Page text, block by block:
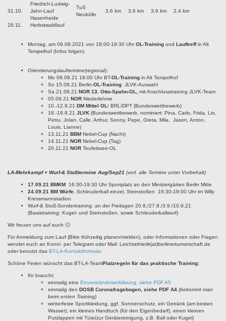
31.10.
Friedrich-Ludwig-
Jahn-Lauf
Hasenheide
TuS
Neukölln
3,6 km 3,6 km 3,6 km 2,4 km
28.11. Herbstwaldlauf
Montag, am 09.08.2021 von 18:00-19:30 UhrOL-Training und Lauftreffin Alt
Tempelhof (Infos folgen)
Orientierungslauftermine(regional):
Mo 09.08.21 18:00 Uhr BT-OL-Training in Alt Tempelhof
So 15.08.21 Berlin-OL-Training JLVK-Auswahl
Sa 21.08.21 NOR 13. Otto-Spahn-OL, mit Anschlusstraining JLVK-Team
05.09.21 NOR Niederlehme
10.-12.9.21 DM Mittel OL / BRL/DPT (Bundeswettbewerb)
18.-19.9.21 JLVK (Bundeswettbewerb, nominiert: Pina, Carlo, Frida, Lio,
Petru, Jolan, Calle, Arthur, Sonny, Pepe, Greta, Mila, Jason, Anton,
Louis, Lianne)
13.11.21 BBM Nebel-Cup (Nacht)
14.11.21 NOR Nebel-Cup (Tag)
20.11.21 NOR Teufelssee-OL
LA-Mehrkampf + Wurf-& Stoßtermine Aug/Sep21 (vorl. alle Termine unter Vorbehalt)
17.09.21 BMKM 16:30-19:30 Uhr Sportplatz an den Ministergärten Berlin Mitte
24.09.21 BM Würfe , Schleuderball einzel, Steinstoßen 16:30-19:00 Uhr im Willy
Kressmannstadion
Wurf-& Stoß-Sondertraining: an der Freitagen 20.8./27.8./3.9./10.9.21
(Basistraining: Kugel- und Steinstoßen, sowie Schleuderballwurf)
Wir freuen uns auf euch 🙂
Für Anmeldung zum Lauf (Bitte frühzeitig planen/melden), oder Informationen oder Fragen
wendet euch an Konni per Telegram oder Mail: Leichtathletik(at)berlinerturnerschaft.de
oder benutzt das BT-LA-Kontaktformular
Schöne Ferien wünscht das BT-LA-TeamPlatzregeln für das praktische Training:
Ihr braucht:
einmalig eine Einverständniserklärung, siehe PDF A5
einmalig den DOSB Coronafragebogen, siehe PDF A4 (bekommt man
beim ersten Training)
wetterfeste Sportkleidung, ggf. Sonnenschutz, ein Getränk (am besten
Wasser), ein kleines Handtuch (für den Eigenbedarf), einen kleinen
Putzlappen mit Tüte(zur Gerätereinigung, z.B. Ball oder Kugel)